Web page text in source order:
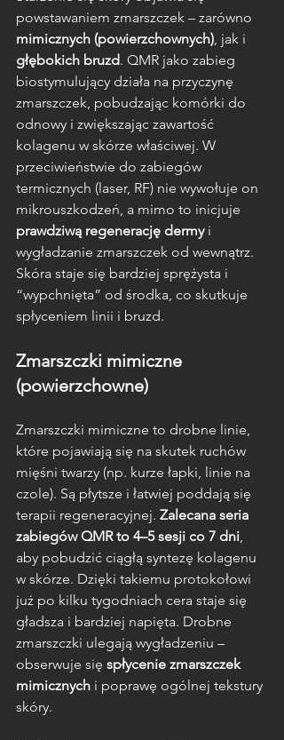
powstawaniem zmarszczek – zarówno
mimicznych (powierzchownych), jak i
głębokich bruzd. QMR jako zabieg
biostymulujący działa na przyczynę
zmarszczek, pobudzając komórki do
odnowy i zwiększając zawartość
kolagenu w skórze właściwej. W
przeciwieństwie do zabiegów
termicznych (laser, RF) nie wywołuje on
mikrouszkodzeń, a mimo to inicjuje
prawdziwą regenerację dermy i
wygładzanie zmarszczek od wewnątrz.
Skóra staje się bardziej sprężysta i
“wypchnięta” od środka, co skutkuje
spłyceniem linii i bruzd.
Zmarszczki mimiczne
(powierzchowne)
Zmarszczki mimiczne to drobne linie,
które pojawiają się na skutek ruchów
mięśni twarzy (np. kurze łapki, linie na
czole). Są płytsze i łatwiej poddają się
terapii regeneracyjnej. Zalecana seria
zabiegów QMR to 4–5 sesji co 7 dni,
aby pobudzić ciągłą syntezę kolagenu
w skórze. Dzięki takiemu protokołowi
już po kilku tygodniach cera staje się
gładsza i bardziej napięta. Drobne
zmarszczki ulegają wygładzeniu –
obserwuje się spłycenie zmarszczek
mimicznych i poprawę ogólnej tekstury
skóry.